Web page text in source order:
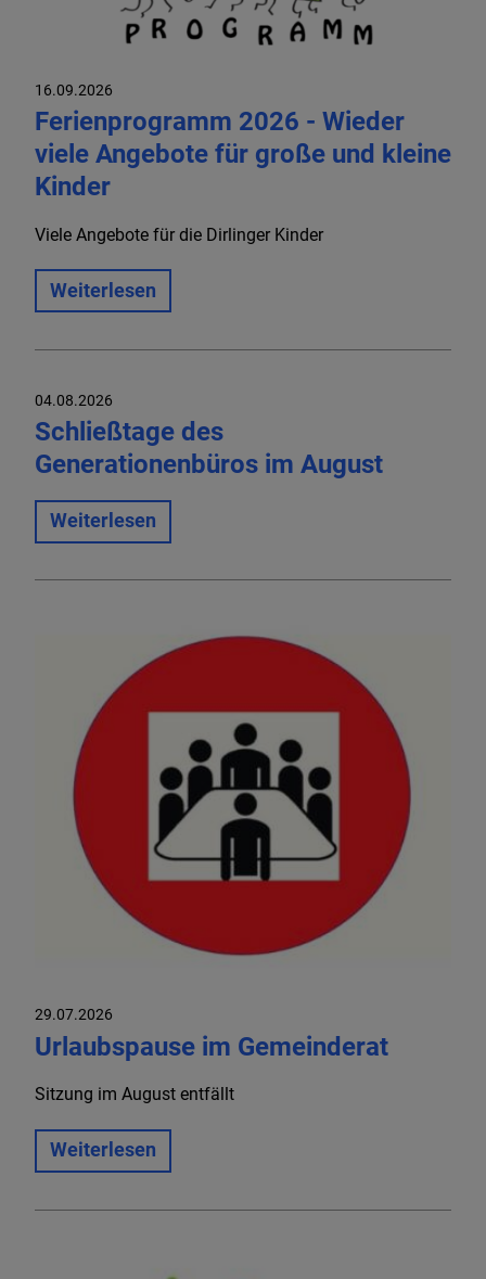
16.09.2026
Ferienprogramm 2026 - Wieder
viele Angebote für große und kleine
Kinder
Viele Angebote für die Dirlinger Kinder
Weiterlesen
04.08.2026
Schließtage des
Generationenbüros im August
Weiterlesen
29.07.2026
Urlaubspause im Gemeinderat
Sitzung im August entfällt
Weiterlesen